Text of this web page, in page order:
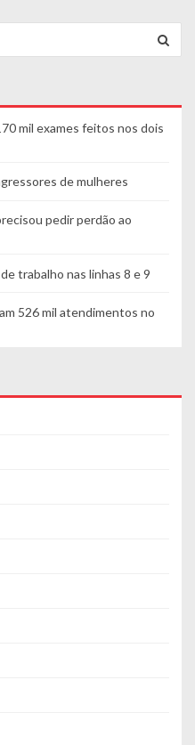
mil exames feitos nos dois
de mulheres
pedir perdão ao
trabalho nas linhas 8 e 9
526 mil atendimentos no